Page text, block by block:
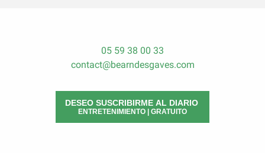
05 59 38 00 33
contact@bearndesgaves.com
DESEO SUSCRIBIRME AL DIARIO
ENTRETENIMIENTO | GRATUITO